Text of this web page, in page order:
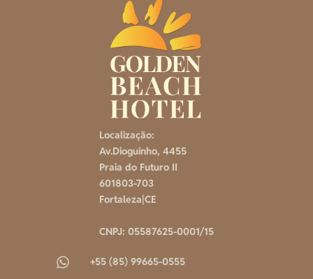
Localização:
Av.Dioguinho, 4455
Praia do Futuro II
601803-703
Fortaleza|CE
CNPJ: 05587625-0001/15
+55 (85) 99665-0555